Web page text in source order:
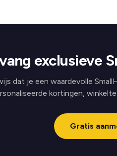
exclusieve
dat je een waardevolle
kortingen,
Gratis